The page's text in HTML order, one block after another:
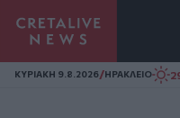
Homepage
ΚΥΡΙΑΚΗ 9.8.2026/ΗΡΑΚΛΕΙΟ